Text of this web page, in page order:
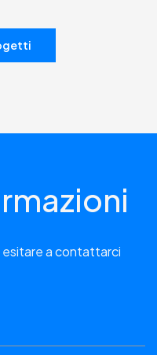
esitare a contattarci